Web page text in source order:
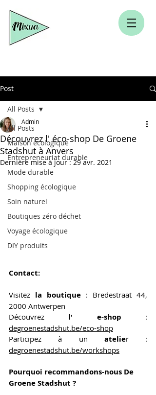
Post
All Posts
Maison écologique
Entrepreneuriat durable
Mode durable
Shopping écologique
Soin naturel
Boutiques zéro déchet
Voyage écologique
DIY produits
All Posts
Découvrez l' éco-shop De Groene
Stadshut à Anvers
Admin
Dernière mise à jour :29 avr. 2021
Contact:
Visitez la boutique : Bredestraat 44,
2000 Antwerpen
Découvrez l' e-shop
degroenestadshut.be/eco-shop
Participez à un atelie
degroenestadshut.be/workshops
Pourquoi recommandons-nous De
Groene Stadshut ?